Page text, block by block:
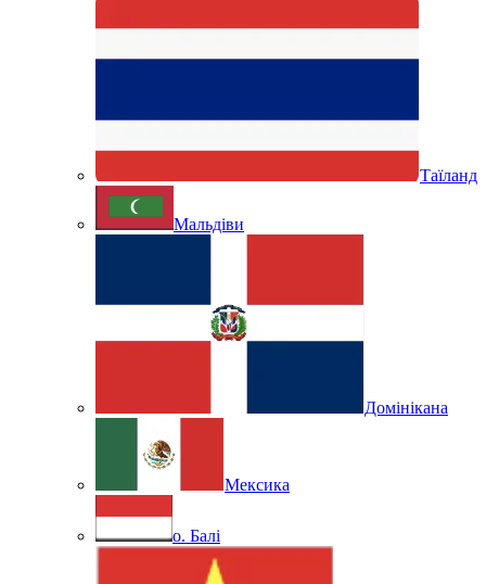
Таїланд
Мальдіви
Домінікана
Мексика
о. Балі